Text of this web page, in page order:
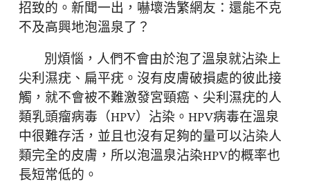
招致的。新聞一出，嚇壞浩繁網友：還能不克
不及高興地泡溫泉了？
別煩惱，人們不會由於泡了溫泉就沾染上
尖利濕疣、扁平疣。沒有皮膚破損處的彼此接
觸，就不會被不難激發宮頸癌、尖利濕疣的人
類乳頭瘤病毒（HPV）沾染。HPV病毒在溫泉
中很難存活，並且也沒有足夠的量可以沾染人
類完全的皮膚，所以泡溫泉沾染HPV的概率也
長短常低的。